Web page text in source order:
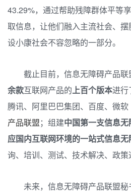
43.29%，通过帮助残障群体平等
取信息，让他们融入主流社会、
设小康社会不容忽略的一部分。
截止目前，信息无障碍产品
余款互联网产品的上百个版本进行
腾讯、阿里巴巴集团、百度、微
产品联盟；组建中国第一支信息
应国内互联网环境的一站式信息
询、培训、测试、技术解决、政策
未来，信息无障碍产品联盟